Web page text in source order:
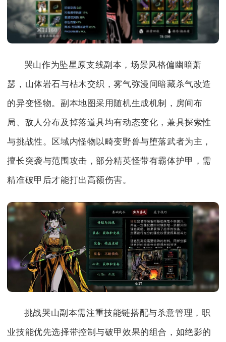
哭山作为坠星原支线副本，场景风格偏幽暗萧
瑟，山体岩石与枯木交织，雾气弥漫间暗藏杀气改造
的异变怪物。副本地图采用随机生成机制，房间布
局、敌人分布及掉落道具均有动态变化，兼具探索性
与挑战性。区域内怪物以畸变野兽与堕落武者为主，
擅长突袭与范围攻击，部分精英怪带有霸体护甲，需
精准破甲后才能打出高额伤害。
挑战哭山副本需注重技能链搭配与杀意管理，职
业技能优先选择带控制与破甲效果的组合，如绝影的